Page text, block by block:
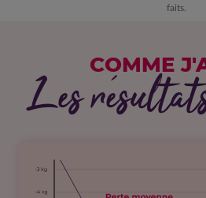
faits.
COMME
Les